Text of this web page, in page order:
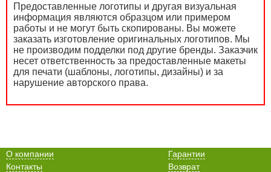
Предоставленные логотипы и другая визуальная
информация являются образцом или примером
работы и не могут быть скопированы. Вы можете
заказать изготовление оригинальных логотипов. Мы
не производим подделки под другие бренды. Заказчик
несет ответственность за предоставленные макеты
для печати (шаблоны, логотипы, дизайны) и за
нарушение авторского права.
Гарантии
Возврат
О компании
Контакты